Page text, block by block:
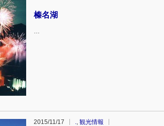
榛名湖
…
2015/11/17 ., 観光情報